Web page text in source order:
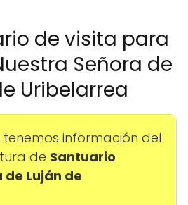
de visita para
Señora de
Uribelarrea
información del
de Santuario
de Luján de